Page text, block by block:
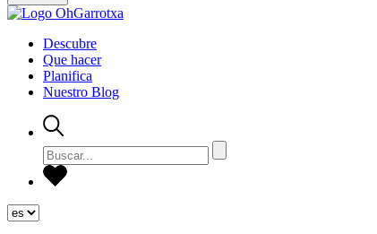
Descubre
Que hacer
Planifica
Nuestro Blog